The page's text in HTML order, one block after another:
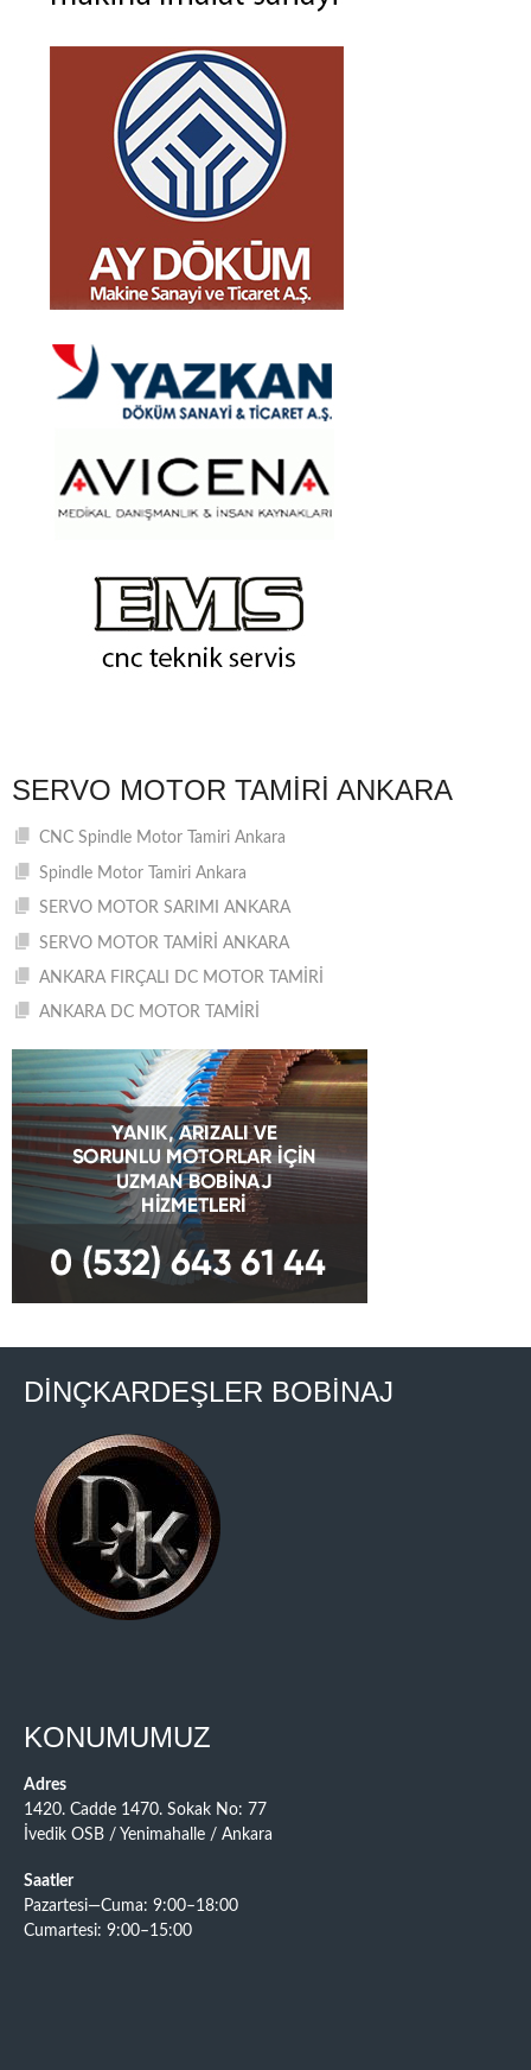
SERVO MOTOR TAMIRI ANKARA
CNC Spindle Motor Tamiri Ankara
Spindle Motor Tamiri Ankara
SERVO MOTOR SARIMI ANKARA
SERVO MOTOR TAMİRİ ANKARA
ANKARA FIRÇALI DC MOTOR TAMİRİ
ANKARA DC MOTOR TAMİRİ
DİNÇKARDEŞLER BOBİNAJ
KONUMUMUZ
Adres
1420. Cadde 1470. Sokak No: 77
İvedik OSB / Yenimahalle / Ankara
Saatler
Pazartesi—Cuma: 9:00–18:00
Cumartesi: 9:00–15:00